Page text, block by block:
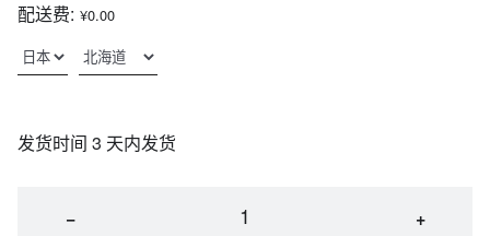
配送费: ¥0.00
发货时间 3 天内发货
− +